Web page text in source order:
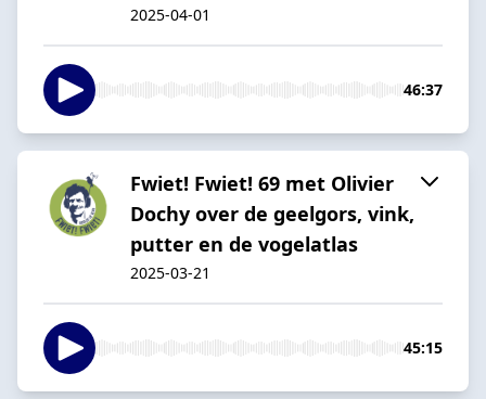
2025-04-01
46:37
Fwiet! Fwiet! 69 met Olivier
Dochy over de geelgors, vink,
putter en de vogelatlas
2025-03-21
45:15